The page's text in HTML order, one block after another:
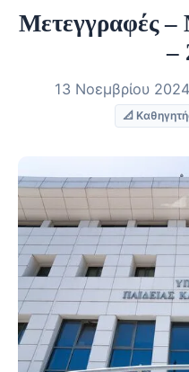
Μετεγγραφές –
–
13 Νοεμβρίου 2024
📐